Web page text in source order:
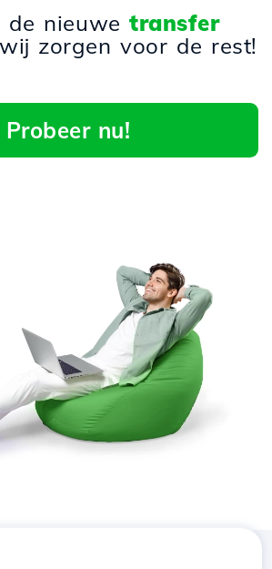
de nieuwetransfer
zorgen voor de rest!
Probeer nu!